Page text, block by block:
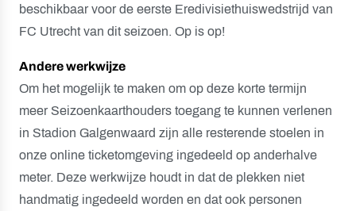
beschikbaar voor de eerste Eredivisiethuiswedstrijd van
FC Utrecht van dit seizoen. Op is op!
Andere werkwijze
Om het mogelijk te maken om op deze korte termijn
meer Seizoenkaarthouders toegang te kunnen verlenen
in Stadion Galgenwaard zijn alle resterende stoelen in
onze online ticketomgeving ingedeeld op anderhalve
meter. Deze werkwijze houdt in dat de plekken niet
handmatig ingedeeld worden en dat ook personen